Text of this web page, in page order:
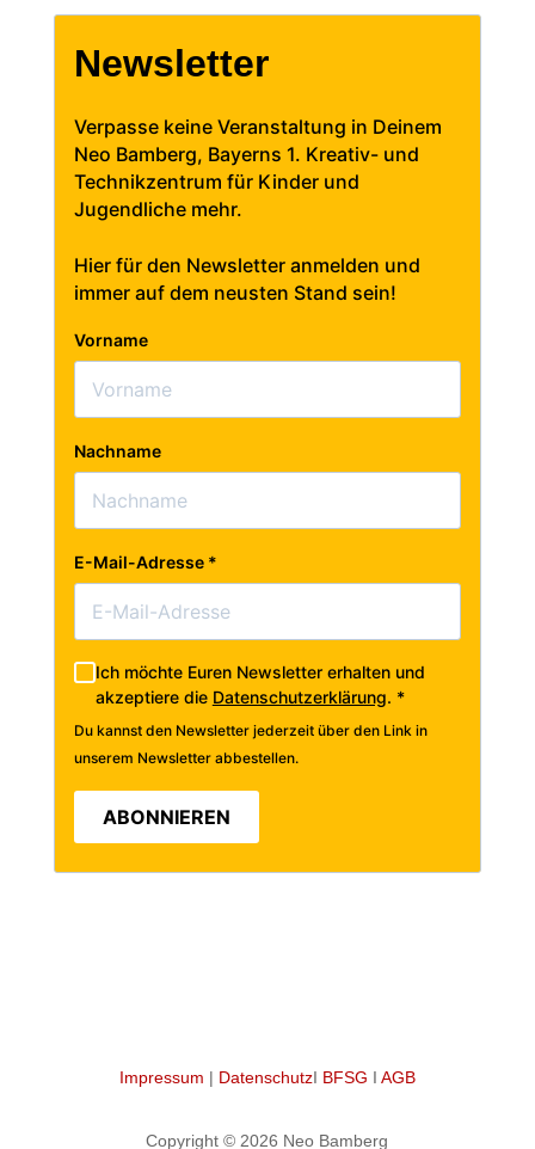
Newsletter
Verpasse keine Veranstaltung in Deinem
Neo Bamberg, Bayerns 1. Kreativ- und
Technikzentrum für Kinder und
Jugendliche mehr.
Hier für den Newsletter anmelden und
immer auf dem neusten Stand sein!
Vorname
Nachname
E-Mail-Adresse *
Ich möchte Euren Newsletter erhalten und
akzeptiere die Datenschutzerklärung. *
Du kannst den Newsletter jederzeit über den Link in
unserem Newsletter abbestellen.
ABONNIEREN
Impressum | DatenschutzI BFSG I AGB
Copyright © 2026 Neo Bamberg